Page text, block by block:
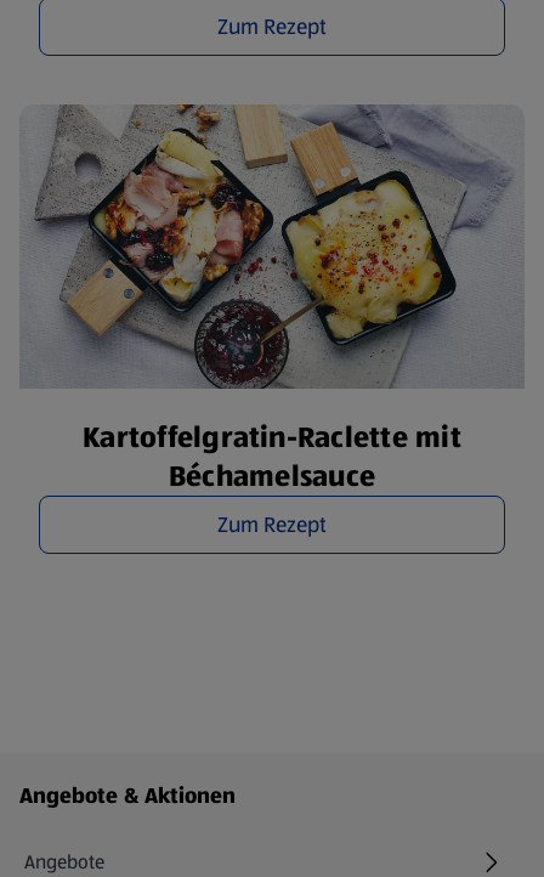
Zum Rezept
Kartoffelgratin-Raclette mit
Béchamelsauce
Zum Rezept
Fußzeilenmenü - weitere Links
Angebote & Aktionen
Angebote